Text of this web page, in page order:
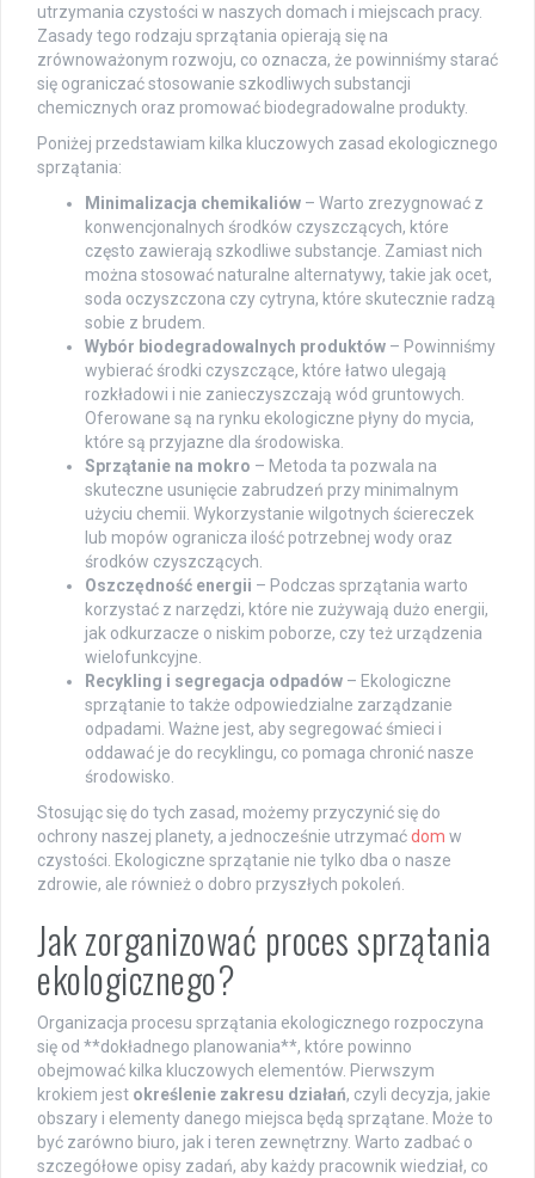
utrzymania czystości w naszych domach i miejscach pracy.
Zasady tego rodzaju sprzątania opierają się na
zrównoważonym rozwoju, co oznacza, że powinniśmy starać
się ograniczać stosowanie szkodliwych substancji
chemicznych oraz promować biodegradowalne produkty.
Poniżej przedstawiam kilka kluczowych zasad ekologicznego
sprzątania:
Minimalizacja chemikaliów – Warto zrezygnować z
konwencjonalnych środków czyszczących, które
często zawierają szkodliwe substancje. Zamiast nich
można stosować naturalne alternatywy, takie jak ocet,
soda oczyszczona czy cytryna, które skutecznie radzą
sobie z brudem.
Wybór biodegradowalnych produktów – Powinniśmy
wybierać środki czyszczące, które łatwo ulegają
rozkładowi i nie zanieczyszczają wód gruntowych.
Oferowane są na rynku ekologiczne płyny do mycia,
które są przyjazne dla środowiska.
Sprzątanie na mokro – Metoda ta pozwala na
skuteczne usunięcie zabrudzeń przy minimalnym
użyciu chemii. Wykorzystanie wilgotnych ściereczek
lub mopów ogranicza ilość potrzebnej wody oraz
środków czyszczących.
Oszczędność energii – Podczas sprzątania warto
korzystać z narzędzi, które nie zużywają dużo energii,
jak odkurzacze o niskim poborze, czy też urządzenia
wielofunkcyjne.
Recykling i segregacja odpadów – Ekologiczne
sprzątanie to także odpowiedzialne zarządzanie
odpadami. Ważne jest, aby segregować śmieci i
oddawać je do recyklingu, co pomaga chronić nasze
środowisko.
Stosując się do tych zasad, możemy przyczynić się do
ochrony naszej planety, a jednocześnie utrzymaćdom w
czystości. Ekologiczne sprzątanie nie tylko dba o nasze
zdrowie, ale również o dobro przyszłych pokoleń.
Jak zorganizować proces sprzątania
ekologicznego?
Organizacja procesu sprzątania ekologicznego rozpoczyna
się od **dokładnego planowania**, które powinno
obejmować kilka kluczowych elementów. Pierwszym
krokiem jest określenie zakresu działań, czyli decyzja, jakie
obszary i elementy danego miejsca będą sprzątane. Może to
być zarówno biuro, jak i teren zewnętrzny. Warto zadbać o
szczegółowe opisy zadań, aby każdy pracownik wiedział, co